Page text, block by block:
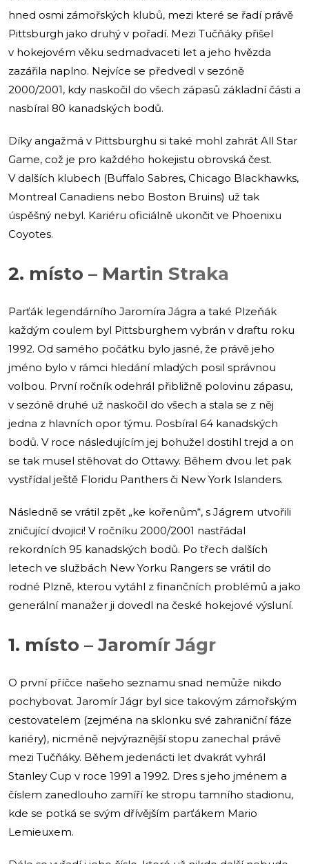
hned osmi zámořských klubů, mezi které se řadí právě
Pittsburgh jako druhý v pořadí. Mezi Tučňáky přišel
v hokejovém věku sedmadvaceti let a jeho hvězda
zazářila naplno. Nejvíce se předvedl v sezóně
2000/2001, kdy naskočil do všech zápasů základní části a
nasbíral 80 kanadských bodů.
Díky angažmá v Pittsburghu si také mohl zahrát All Star
Game, což je pro každého hokejistu obrovská čest.
V dalších klubech (Buffalo Sabres, Chicago Blackhawks,
Montreal Canadiens nebo Boston Bruins) už tak
úspěšný nebyl. Kariéru oficiálně ukončit ve Phoenixu
Coyotes.
2. místo – Martin Straka
Parťák legendárního Jaromíra Jágra a také Plzeňák
každým coulem byl Pittsburghem vybrán v draftu roku
1992. Od samého počátku bylo jasné, že právě jeho
jméno bylo v rámci hledání mladých posil správnou
volbou. První ročník odehrál přibližně polovinu zápasu,
v sezóně druhé už naskočil do všech a stala se z něj
jedna z hlavních opor týmu. Posbíral 64 kanadských
bodů. V roce následujícím jej bohužel dostihl trejd a on
se tak musel stěhovat do Ottawy. Během dvou let pak
vystřídal ještě Floridu Panthers či New York Islanders.
Následně se vrátil zpět „ke kořenům“, s Jágrem utvořili
zničující dvojici! V ročníku 2000/2001 nastřádal
rekordních 95 kanadských bodů. Po třech dalších
letech ve službách New Yorku Rangers se vrátil do
rodné Plzně, kterou vytáhl z finančních problémů a jako
generální manažer ji dovedl na české hokejové výsluní.
1. místo – Jaromír Jágr
O první příčce našeho seznamu snad nemůže nikdo
pochybovat. Jaromír Jágr byl sice takovým zámořským
cestovatelem (zejména na sklonku své zahraniční fáze
kariéry), nicméně nejvýraznější stopu zanechal právě
mezi Tučňáky. Během jedenácti let dvakrát vyhrál
Stanley Cup v roce 1991 a 1992. Dres s jeho jménem a
číslem zanedlouho zamíří ke stropu tamního stadionu,
kde se potká se svým dřívějším parťákem Mario
Lemieuxem.